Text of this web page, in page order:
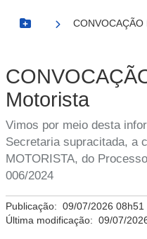
Botão Menu
CONVOCAÇÃO
Motorista
Vimos por meio desta
Secretaria supracitada, a
MOTORISTA, do
006/2024
Publicação: 09/07/2026 08h51
Última modificação: 09/07/